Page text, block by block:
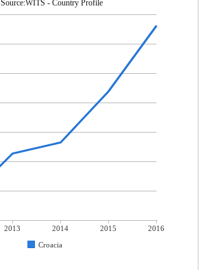
Source:WITS - Country Profile
2013 2014 2015
2016
Croacia